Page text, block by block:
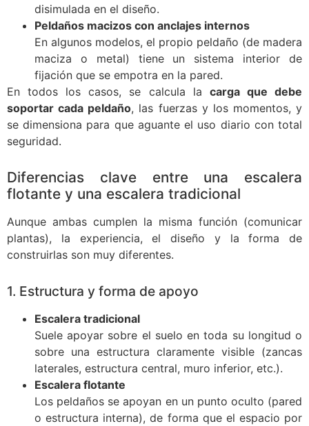
disimulada en el diseño.
Peldaños macizos con anclajes internos
En algunos modelos, el propio peldaño (de madera
maciza o metal) tiene un sistema interior de
fijación que se empotra en la pared.
En todos los casos, se calcula la carga que debe
soportar cada peldaño, las fuerzas y los momentos, y
se dimensiona para que aguante el uso diario con total
seguridad.
Diferencias clave entre una escalera
flotante y una escalera tradicional
Aunque ambas cumplen la misma función (comunicar
plantas), la experiencia, el diseño y la forma de
construirlas son muy diferentes.
1. Estructura y forma de apoyo
Escalera tradicional
Suele apoyar sobre el suelo en toda su longitud o
sobre una estructura claramente visible (zancas
laterales, estructura central, muro inferior, etc.).
Escalera flotante
Los peldaños se apoyan en un punto oculto (pared
o estructura interna), de forma que el espacio por